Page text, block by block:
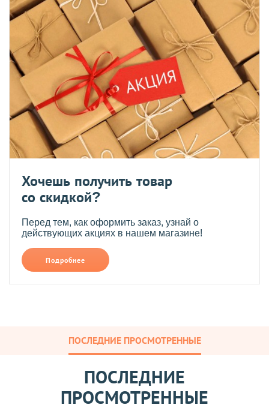
Хочешь получить товар
со скидкой?
Перед тем, как оформить заказ, узнай о
действующих акциях в нашем магазине!
Подробнее
ПОСЛЕДНИЕ ПРОСМОТРЕННЫЕ
ПОСЛЕДНИЕ
ПРОСМОТРЕННЫЕ